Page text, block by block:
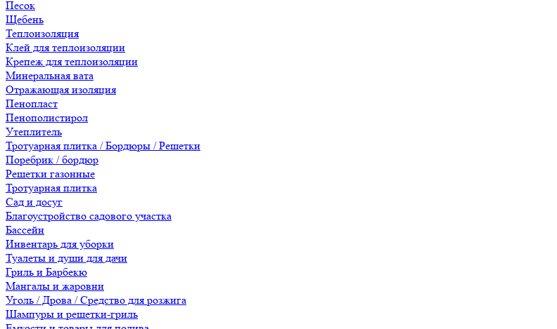
Песок
Щебень
Теплоизоляция
Клей для теплоизоляции
Крепеж для теплоизоляции
Минеральная вата
Отражающая изоляция
Пенопласт
Пенополистирол
Утеплитель
Тротуарная плитка / Бордюры / Решетки
Поребрик / бордюр
Решетки газонные
Тротуарная плитка
Сад и досуг
Благоустройство садового участка
Бассейн
Инвентарь для уборки
Туалеты и души для дачи
Гриль и Барбекю
Мангалы и жаровни
Уголь / Дрова / Средство для розжига
Шампуры и решетки-гриль